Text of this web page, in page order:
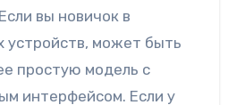
вы новичок в
устройств, может быть
простую модель с
интерфейсом. Если у